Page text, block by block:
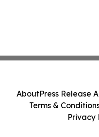
AboutPress Release
Terms &
Privacy